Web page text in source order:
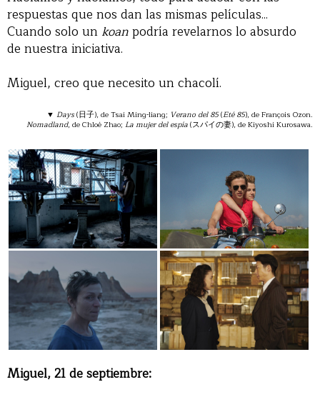
respuestas que nos dan las mismas películas...
Cuando solo un koanpodría revelarnos lo absurdo
de nuestra iniciativa.
Miguel, creo que necesito un chacolí.
▼ Days(日子), de Tsai Ming-liang; Verano del 85(Eté 85), de François Ozon.
Nomadland, de Chloé Zhao; La mujer del espía(スパイの妻), de Kiyoshi Kurosawa.
Miguel, 21 de septiembre: